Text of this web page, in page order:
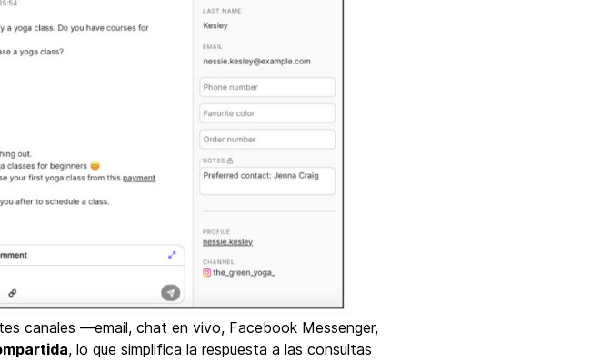
canales —email, chat en vivo, Facebook Messenger,
, lo que simplifica la respuesta a las consultas